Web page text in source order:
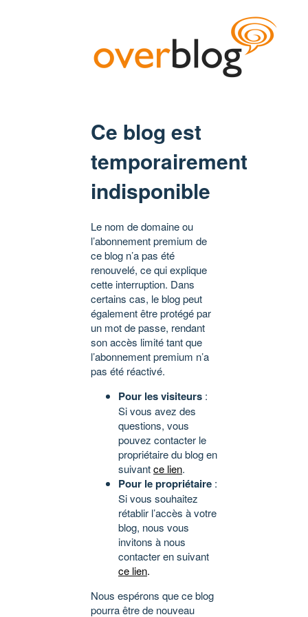
Ce blog est
temporairement
indisponible
Le nom de domaine ou
l’abonnement premium de
ce blog n’a pas été
renouvelé, ce qui explique
cette interruption. Dans
certains cas, le blog peut
également être protégé par
un mot de passe, rendant
son accès limité tant que
l’abonnement premium n’a
pas été réactivé.
Pour les visiteurs :
Si vous avez des
questions, vous
pouvez contacter le
propriétaire du blog en
suivantce lien.
Pour le propriétaire :
Si vous souhaitez
rétablir l’accès à votre
blog, nous vous
invitons à nous
contacter en suivant
ce lien.
Nous espérons que ce blog
pourra être de nouveau